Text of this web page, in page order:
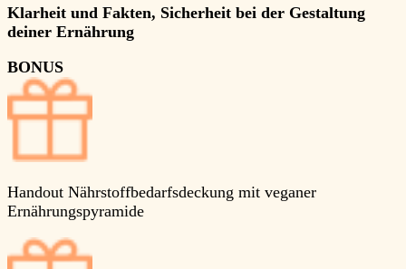
Klarheit und Fakten, Sicherheit bei der Gestaltung
deiner Ernährung
BONUS
Handout Nährstoffbedarfsdeckung mit veganer
Ernährungspyramide